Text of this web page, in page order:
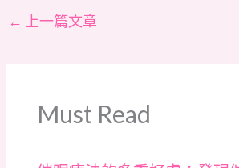
← 上一篇文章
Must Read